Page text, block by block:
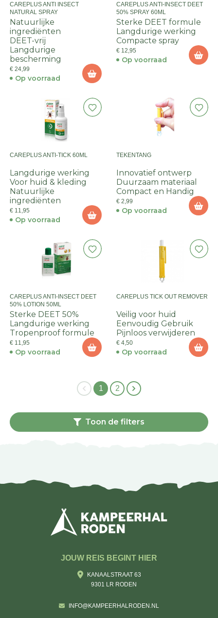
CAREPLUS ANTI INSECT
NATURAL SPRAY
Natuurlijke
ingrediënten
DEET-vrij
Langdurige
bescherming
€ 24,99
Op voorraad
CAREPLUS ANTI-INSECT DEET
50% SPRAY 60ML
Sterke DEET formule
Langdurige werking
Compacte spray
€ 12,95
Op voorraad
CAREPLUS ANTI-TICK 60ML
Langdurige werking
Voor huid & kleding
Natuurlijke
ingrediënten
€ 11,95
Op voorraad
TEKENTANG
Innovatief ontwerp
Duurzaam materiaal
Compact en Handig
€ 2,99
Op voorraad
CAREPLUS ANTI-INSECT DEET
50% LOTION 50ML
Sterke DEET 50%
Langdurige werking
Tropenproof formule
€ 11,95
Op voorraad
CAREPLUS TICK OUT REMOVER
Veilig voor huid
Eenvoudig Gebruik
Pijnloos verwijderen
€ 4,50
Op voorraad
1 2
Toon de filters
JOUW REIS BEGINT HIER
KANAALSTRAAT 63
9301 LR RODEN
INFO@KAMPEERHALRODEN.NL